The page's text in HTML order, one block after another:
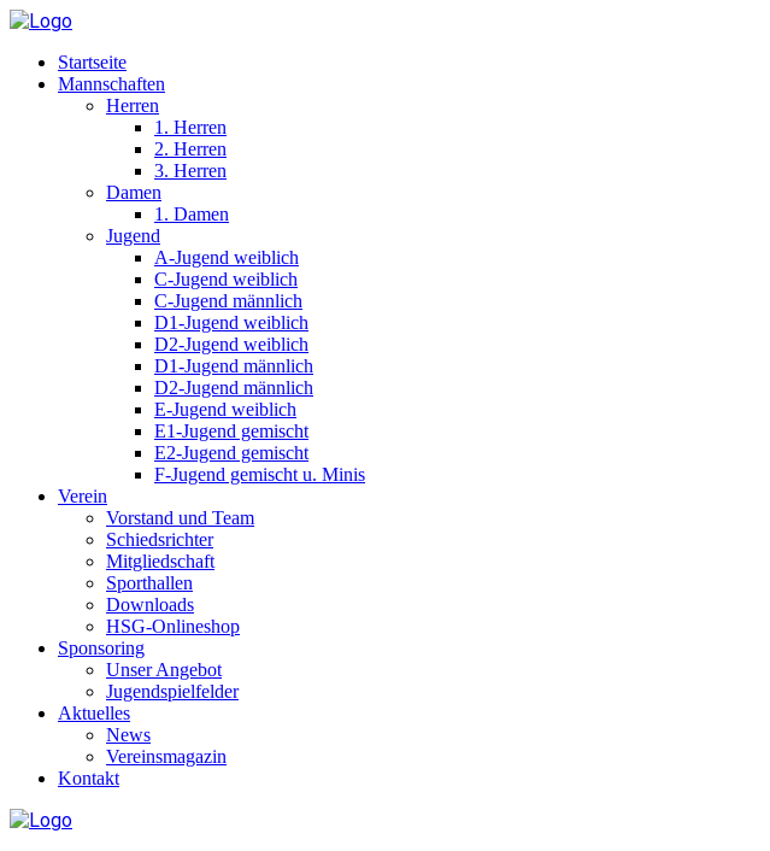
Startseite
Mannschaften
Herren
1. Herren
2. Herren
3. Herren
Damen
1. Damen
Jugend
A-Jugend weiblich
C-Jugend weiblich
C-Jugend männlich
D1-Jugend weiblich
D2-Jugend weiblich
D1-Jugend männlich
D2-Jugend männlich
E-Jugend weiblich
E1-Jugend gemischt
E2-Jugend gemischt
F-Jugend gemischt u. Minis
Verein
Vorstand und Team
Schiedsrichter
Mitgliedschaft
Sporthallen
Downloads
HSG-Onlineshop
Sponsoring
Unser Angebot
Jugendspielfelder
Aktuelles
News
Vereinsmagazin
Kontakt